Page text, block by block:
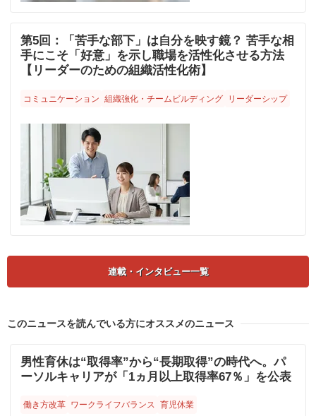
第5回：「苦手な部下」は自分を映す鏡？ 苦手な相
手にこそ「好意」を示し職場を活性化させる方法
【リーダーのための組織活性化術】
コミュニケーション 組織強化・チームビルディング リーダーシップ
連載・インタビュー一覧
このニュースを読んでいる方にオススメのニュース
男性育休は“取得率”から“長期取得”の時代へ。パ
ーソルキャリアが「1ヵ月以上取得率67％」を公表
働き方改革 ワークライフバランス 育児休業